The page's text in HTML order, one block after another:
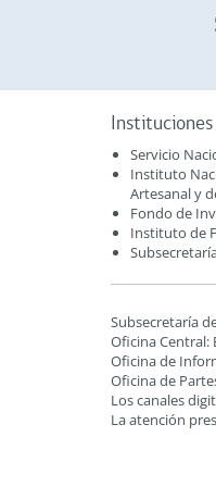
Servicio
Instituto
Artesanal y
Fondo de
Instituto de
Subsecretaría
Oficina Central:
Oficina de
Oficina de
Los canales
La atención